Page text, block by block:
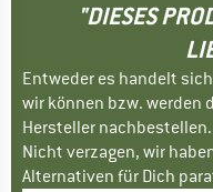
"DIESES
Entweder es handelt
wir können bzw. werden
Hersteller nachbestellen.
Nicht verzagen, wir
Alternativen für Dich